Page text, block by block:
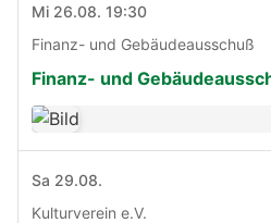
Mi 26.08. 19:30
Finanz- und Gebäudeausschuß
Finanz- und
Sa 29.08.
Kulturverein e.V.